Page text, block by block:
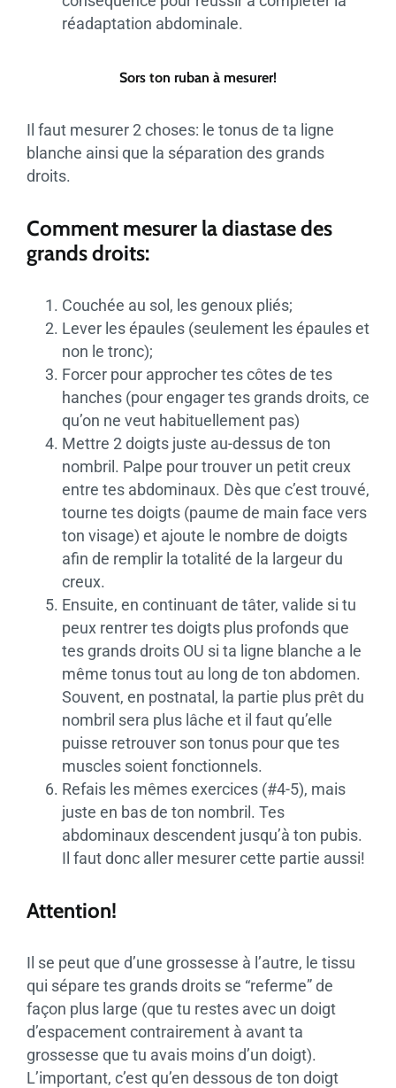
réadaptation abdominale.
Sors ton ruban à mesurer!
Il faut mesurer 2 choses: le tonus de ta ligne
blanche ainsi que la séparation des grands
droits.
Comment mesurer la diastase des
grands droits:
Couchée au sol, les genoux pliés;
Lever les épaules (seulement les épaules et
non le tronc);
Forcer pour approcher tes côtes de tes
hanches (pour engager tes grands droits, ce
qu’on ne veut habituellement pas)
Mettre 2 doigts juste au-dessus de ton
nombril. Palpe pour trouver un petit creux
entre tes abdominaux. Dès que c’est trouvé,
tourne tes doigts (paume de main face vers
ton visage) et ajoute le nombre de doigts
afin de remplir la totalité de la largeur du
creux.
Ensuite, en continuant de tâter, valide si tu
peux rentrer tes doigts plus profonds que
tes grands droits OU si ta ligne blanche a le
même tonus tout au long de ton abdomen.
Souvent, en postnatal, la partie plus prêt du
nombril sera plus lâche et il faut qu’elle
puisse retrouver son tonus pour que tes
muscles soient fonctionnels.
Refais les mêmes exercices (#4-5), mais
juste en bas de ton nombril. Tes
abdominaux descendent jusqu’à ton pubis.
Il faut donc aller mesurer cette partie aussi!
Attention!
Il se peut que d’une grossesse à l’autre, le tissu
qui sépare tes grands droits se “referme” de
façon plus large (que tu restes avec un doigt
d’espacement contrairement à avant ta
grossesse que tu avais moins d’un doigt).
L’important, c’est qu’en dessous de ton doigt